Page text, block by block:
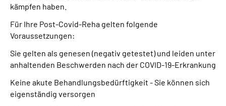
Suche
kämpfen haben.
Für Ihre Post-Covid-Reha gelten folgende
Voraussetzungen:
Sie gelten als genesen (negativ getestet) und leiden unter
anhaltenden Beschwerden nach der COVID-19-Erkrankung
Keine akute Behandlungsbedürftigkeit - Sie können sich
eigenständig versorgen